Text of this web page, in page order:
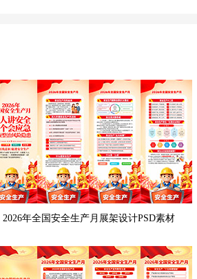
2026年全国安全生产月展架设计PSD素材